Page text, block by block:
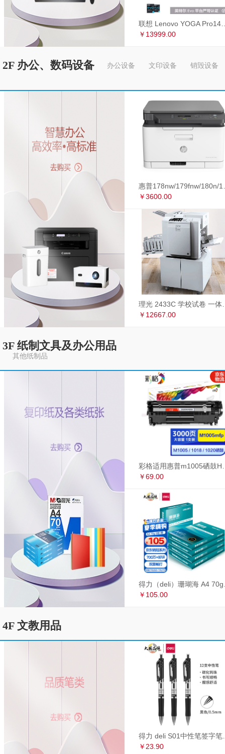
￥13999.00
2F 办公、数码设备 办公设备 文印设备 销毁设备
￥3600.00
￥12667.00
3F 纸制文具及办公用品
其他纸制品
￥69.00
￥105.00
4F 文教用品
￥23.90